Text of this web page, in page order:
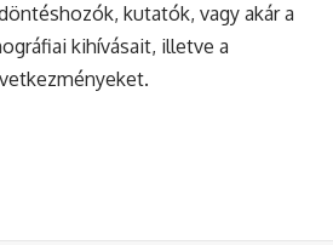
kutatók, vagy akár a
kihívásait, illetve a